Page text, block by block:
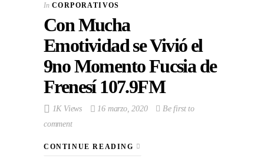
In CORPORATIVOS
Con Mucha
Emotividad se Vivió el
9no Momento Fucsia de
Frenesí 107.9FM
1K Views 16 marzo, 2020
Be first to
comment
CONTINUE READING